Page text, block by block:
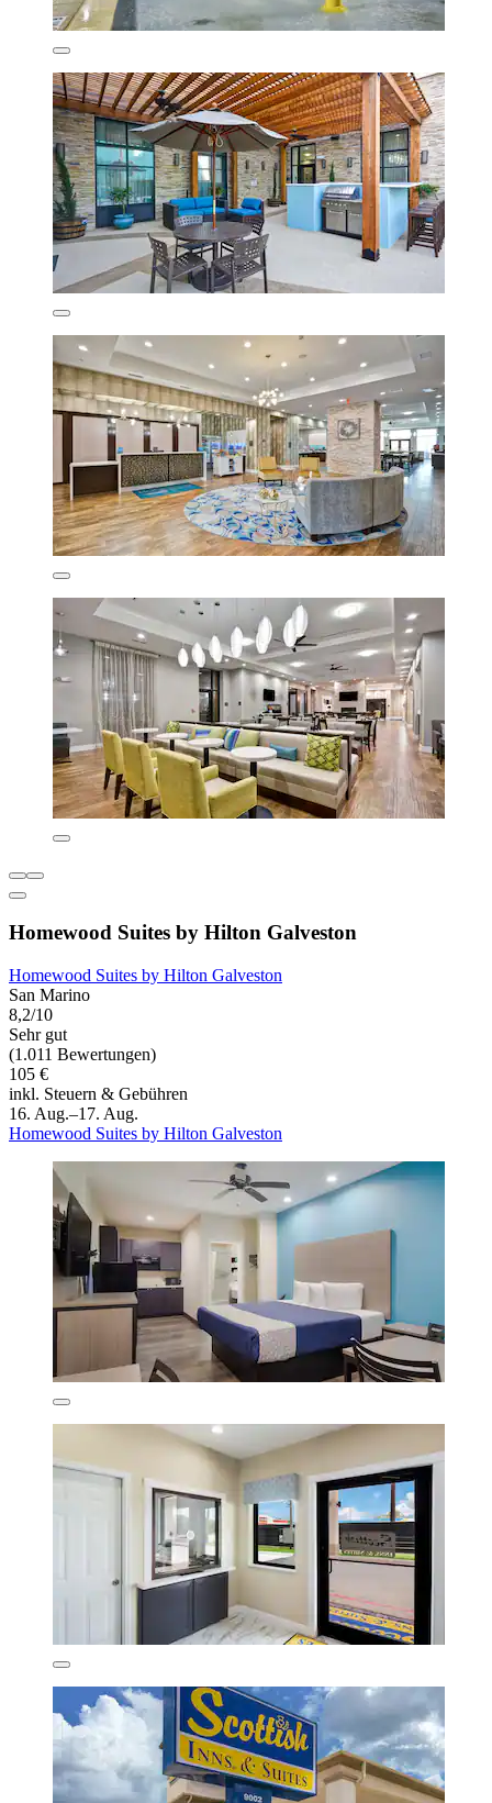
Homewood Suites by Hilton Galveston
Homewood Suites by Hilton Galveston
San Marino
8,2/10
Sehr gut
(1.011 Bewertungen)
105 €
inkl. Steuern & Gebühren
16. Aug.–17. Aug.
Homewood Suites by Hilton Galveston